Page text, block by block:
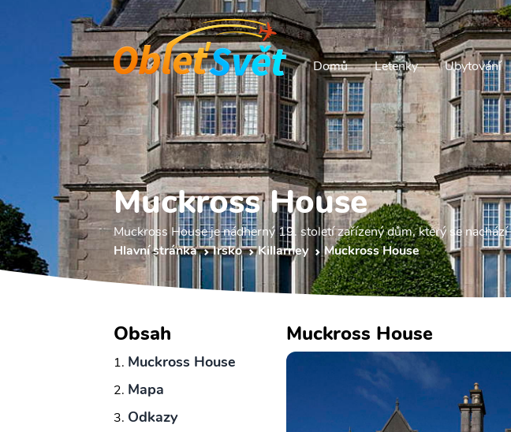
Domů Letenky Ubytování
Muckross House
Muckross House je nádherný 19. století zařízený dům, který se
Hlavní stránka
Irsko Killarney Muckross House
Obsah
Muckross House
Mapa
Odkazy
Muckross House